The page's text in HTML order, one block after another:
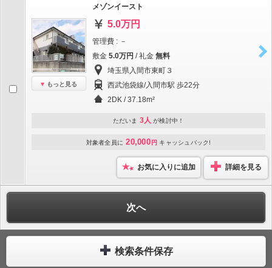
もっと見る
メゾンイースト
5.0万円
管理費 : －
敷金 5.0万円 / 礼金 無料
埼玉県入間市東町３
西武池袋線/入間市駅 歩22分
2DK / 37.18m²
ただいま 3人 が検討中！
対象者全員に 20,000 円 キャッシュバック!
お気に入りに追加 詳細を見る
次へ
検索条件保存